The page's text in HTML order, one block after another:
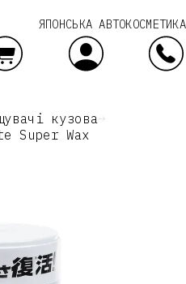
ЯПОНСЬКА АВТОКОСМЕТИКА
кузова
Super Wax